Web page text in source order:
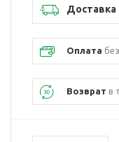
Доставка
Оплата
Возврат в